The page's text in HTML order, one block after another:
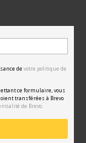
de votre politique de
ce formulaire, vous
transférées à Brevo
de Brevo.